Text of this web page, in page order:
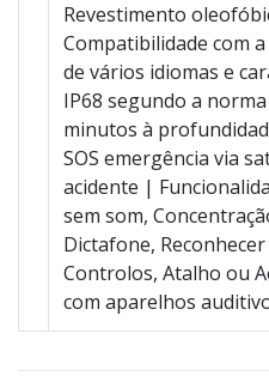
Revestimento
Compati­bilidade com
de vários idiomas e
IP68 segundo a norma
minutos à
SOS emergência via
acidente |
sem som,
Dictafone,
Controlos, Atalho ou
com aparelhos